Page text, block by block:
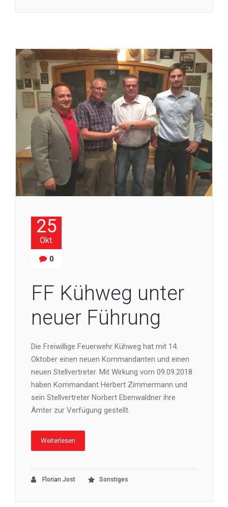
25
Okt.
0
FF Kühweg unter
neuer Führung
Die Freiwillige Feuerwehr Kühweg hat mit 14.
Oktober einen neuen Kommandanten und einen
neuen Stellvertreter. Mit Wirkung vom 09.09.2018
haben Kommandant Herbert Zimmermann und
sein Stellvertreter Norbert Ebenwaldner ihre
Ämter zur Verfügung gestellt.
Weiterlesen
Florian Jost Sonstiges